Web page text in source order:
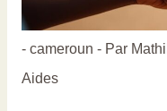
- cameroun - Par
Aides